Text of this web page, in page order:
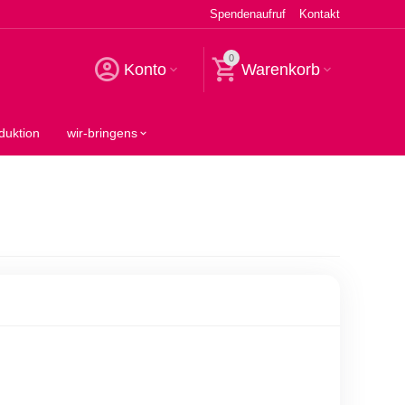
Spendenaufruf Kontakt
Konto
0
Warenkorb
wir-bringens